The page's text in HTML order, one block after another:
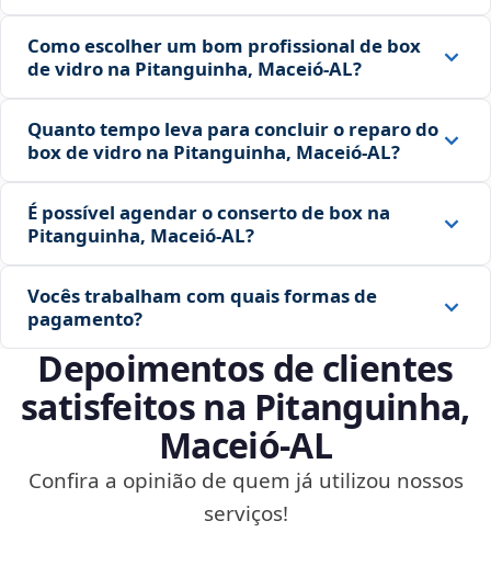
Como escolher um bom profissional de box
de vidro na Pitanguinha, Maceió‑AL?
Quanto tempo leva para concluir o reparo do
box de vidro na Pitanguinha, Maceió‑AL?
É possível agendar o conserto de box na
Pitanguinha, Maceió‑AL?
Vocês trabalham com quais formas de
pagamento?
Depoimentos de clientes
satisfeitos na Pitanguinha,
Maceió‑AL
Confira a opinião de quem já utilizou nossos
serviços!